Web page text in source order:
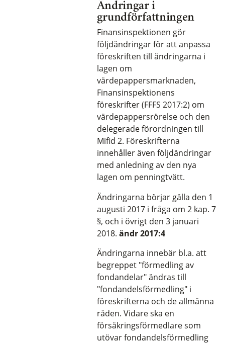
Ändringar i
grundförfattningen
Finansinspektionen gör
följdändringar för att anpassa
föreskriften till ändringarna i
lagen om
värdepappersmarknaden,
Finansinspektionens
föreskrifter (FFFS 2017:2) om
värdepappersrörelse och den
delegerade förordningen till
Mifid 2. Föreskrifterna
innehåller även följdändringar
med anledning av den nya
lagen om penningtvätt.
Ändringarna börjar gälla den 1
augusti 2017 i fråga om 2 kap. 7
§, och i övrigt den 3 januari
2018. ändr 2017:4
Ändringarna innebär bl.a. att
begreppet "förmedling av
fondandelar" ändras till
"fondandelsförmedling" i
föreskrifterna och de allmänna
råden. Vidare ska en
försäkringsförmedlare som
utövar fondandelsförmedling